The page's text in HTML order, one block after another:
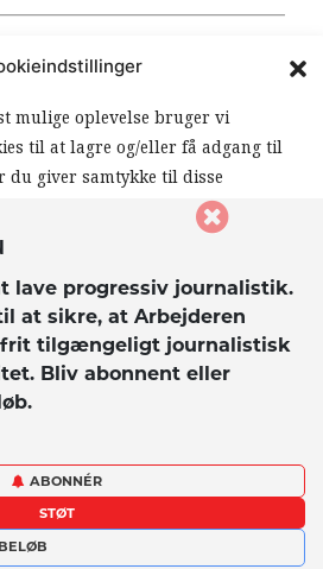
mulige oplevelse bruger vi
til at lagre og/eller få adgang til
du giver samtykke til disse
mulighed for at behandle data såsom
ID’er på dette website. Hvis
og muligheder på
Accepter
Afvis
Vis præferencer
lave progressiv journalistik.
at sikre, at Arbejderen
tilgængeligt journalistisk
Bliv abonnent eller
ABONNÉR
STØT
ARBEJDEREN
| |
Alle rettigheder forbeholdes.